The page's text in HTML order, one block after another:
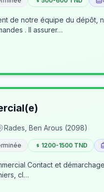
du dépôt, notre société cité à ZI
dépôt/préparateur des commandes . Il assurer…
Rades, Ben Arous (2098)
1200-1500 TND
Contact et
cl…